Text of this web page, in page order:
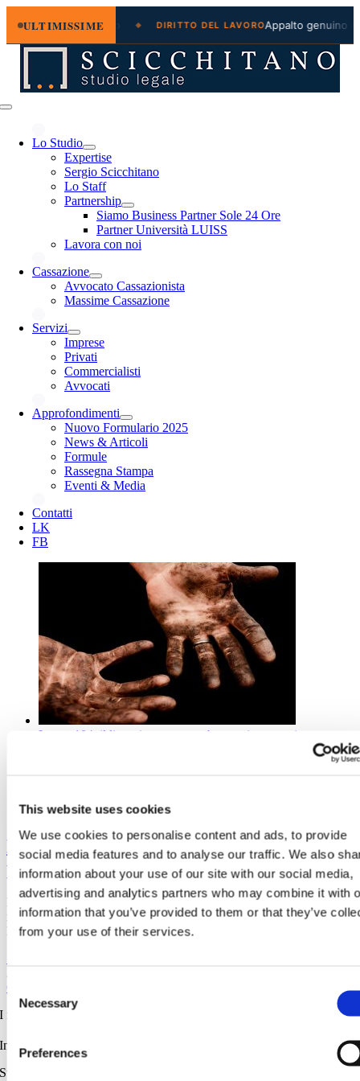
This website uses cookies
We use cookies to personalise content and ads, to provide
social media features and to analyse our traffic. We also
information about your use of our site with our social media,
advertising and analytics partners who may combine it with
information that you’ve provided to them or that they’ve
from your use of their services.
Consent
Selection
Necessary
Preferences
ULTIMISSIME
legale e regresso DIRITTO DEL LAVOROAppalto genuino o
Salta
Toggle
Lo Studio
Expertise
Sergio Scicchitano
Lo Staff
Partnership
Siamo Business Partner Sole 24 Ore
Partner Università LUISS
Lavora con noi
Cassazione
Avvocato Cassazionista
Massime Cassazione
Servizi
Imprese
Privati
Commercialisti
Avvocati
Approfondimenti
Nuovo Formulario 2025
News & Articoli
Formule
Rassegna Stampa
Eventi & Media
Contatti
LK
FB
Legge 104, il licenziamento per abuso nei permessi
Articoli,Carmen Giovannini
Legge 104, il licenziamento per abuso nei
permessi
La Cassazione, con ordinanza n. 8209/2018, si è pronunciata in
merito al licenziamento subito in seguito all’abuso del permesso ex
lege n. 104/1992
Continua a leggere
I nostri contatti
Indirizzo postale unificato
Studio Legale Scicchitano